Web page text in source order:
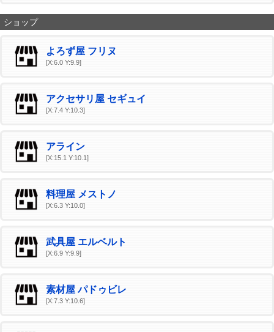
ショップ
よろず屋 フリヌ
[X:6.0 Y:9.9]
アクセサリ屋 セギュイ
[X:7.4 Y:10.3]
アライン
[X:15.1 Y:10.1]
料理屋 メストノ
[X:6.3 Y:10.0]
武具屋 エルベルト
[X:6.9 Y:9.9]
素材屋 パドゥビレ
[X:7.3 Y:10.6]